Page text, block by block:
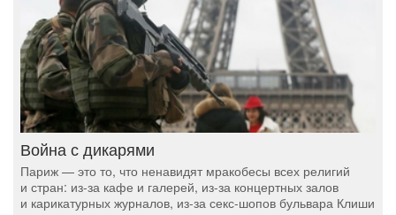
Война с дикарями
Париж — это то, что ненавидят мракобесы всех религий
и стран: из-за кафе и галерей, из-за концертных залов
и карикатурных журналов, из-за секс-шопов бульвара Клиши